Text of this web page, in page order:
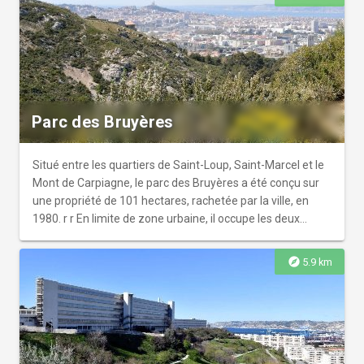
Parc des Bruyères
Situé entre les quartiers de Saint-Loup, Saint-Marcel et le
Mont de Carpiagne, le parc des Bruyères a été conçu sur
une propriété de 101 hectares, rachetée par la ville, en
1980. r r En limite de zone urbaine, il occupe les deux
verte entre les quartiers est et les calanques. Son relief
s'échelonnant entre 120 et 570 mètres. Sa végétation
endémique est constituée d'espèces arbustives
remarquables (cistes, arbousiers...) et en particulier, la
bruyère Erica arborea qui a inspiré le nom du site. r r Très
explore 5.9 km